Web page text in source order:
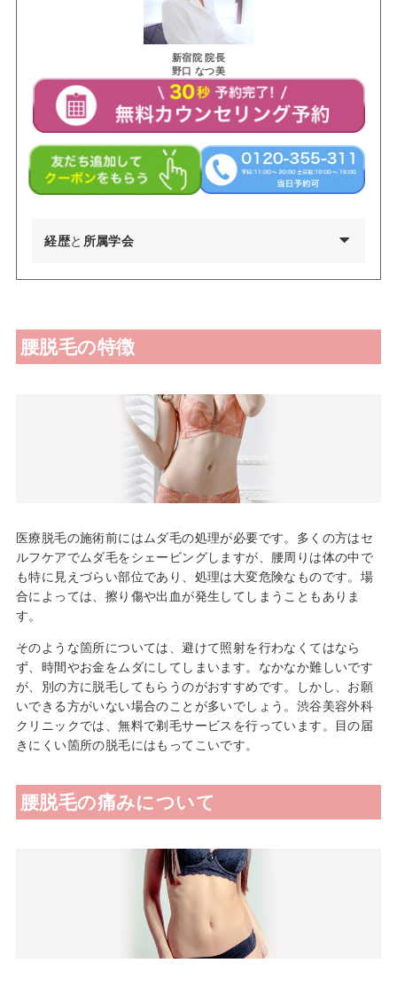
新宿院 院長
野口 なつ美
経歴と 所属学会
2010年04月 東京医科歯科大学医学部付属病院 研修医
2012年04月 東京医科歯科大学皮膚科 勤務
2012年09月 台東保健所保健予防課・保健サービス課 兼務
2013年09月～都内大手美容外科・皮膚科に勤務
2015年01月 渋谷美容外科クリニック渋谷院 副院長就任
2024年01月 渋谷美容外科クリニック新宿院 院長就任
日本美容皮膚科学会会員
日本抗加齢医学会会員
プロフィール
腰脱毛の特徴
医療脱毛の施術前にはムダ毛の処理が必要です。多くの方はセ
ルフケアでムダ毛をシェービングしますが、腰周りは体の中で
も特に見えづらい部位であり、処理は大変危険なものです。場
合によっては、擦り傷や出血が発生してしまうこともありま
す。
そのような箇所については、避けて照射を行わなくてはなら
ず、時間やお金をムダにしてしまいます。なかなか難しいです
が、別の方に脱毛してもらうのがおすすめです。しかし、お願
いできる方がいない場合のことが多いでしょう。渋谷美容外科
クリニックでは、無料で剃毛サービスを行っています。目の届
きにくい箇所の脱毛にはもってこいです。
腰脱毛の痛みについて